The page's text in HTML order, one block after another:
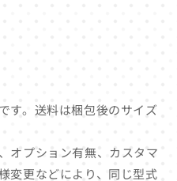
す。送料は梱包後のサイズ
オプション有無、カスタマ
変更などにより、同じ型式